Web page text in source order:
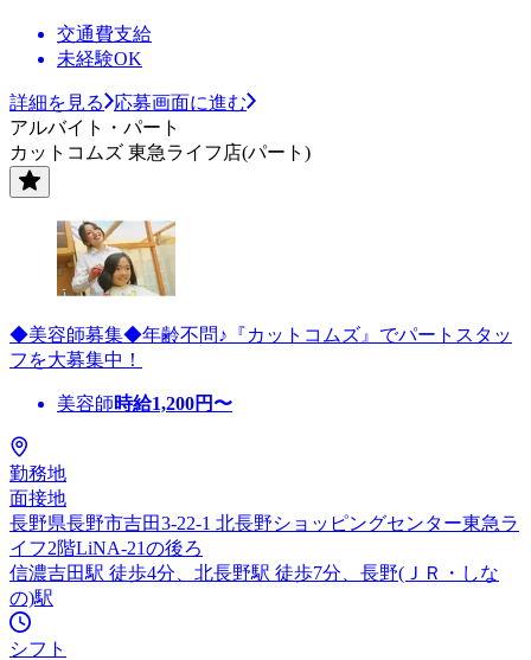
交通費支給
未経験OK
詳細を見る
応募画面に進む
アルバイト・パート
カットコムズ 東急ライフ店(パート)
◆美容師募集◆年齢不問♪『カットコムズ』でパートスタッ
フを大募集中！
美容師時給1,200円〜
勤務地
面接地
長野県長野市吉田3-22-1 北長野ショッピングセンター東急ラ
イフ2階LiNA-21の後ろ
信濃吉田駅 徒歩4分、北長野駅 徒歩7分、長野(ＪＲ・しな
の)駅
シフト